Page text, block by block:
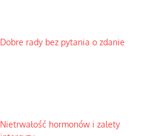
Dobre rady bez pytania o zdanie
Nietrwałość hormonów i zalety